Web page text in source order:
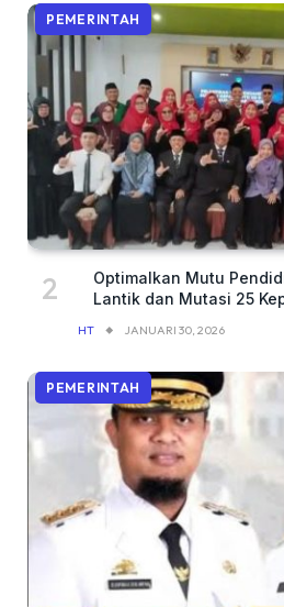
PEMERINTAH
Optimalkan Mutu
Lantik dan Mutasi 25
HT JANUARI 30, 2026
PEMERINTAH